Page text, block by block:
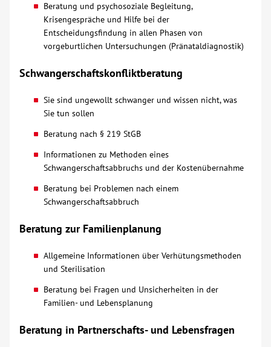
Beratung und psychosoziale Begleitung,
Krisengespräche und Hilfe bei der
Entscheidungsfindung in allen Phasen von
vorgeburtlichen Untersuchungen (Pränataldiagnostik)
Schwangerschaftskonfliktberatung
Sie sind ungewollt schwanger und wissen nicht, was
Sie tun sollen
Beratung nach § 219 StGB
Informationen zu Methoden eines
Schwangerschaftsabbruchs und der Kostenübernahme
Beratung bei Problemen nach einem
Schwangerschaftsabbruch
Beratung zur Familienplanung
Allgemeine Informationen über Verhütungsmethoden
und Sterilisation
Beratung bei Fragen und Unsicherheiten in der
Familien- und Lebensplanung
Beratung in Partnerschafts- und Lebensfragen